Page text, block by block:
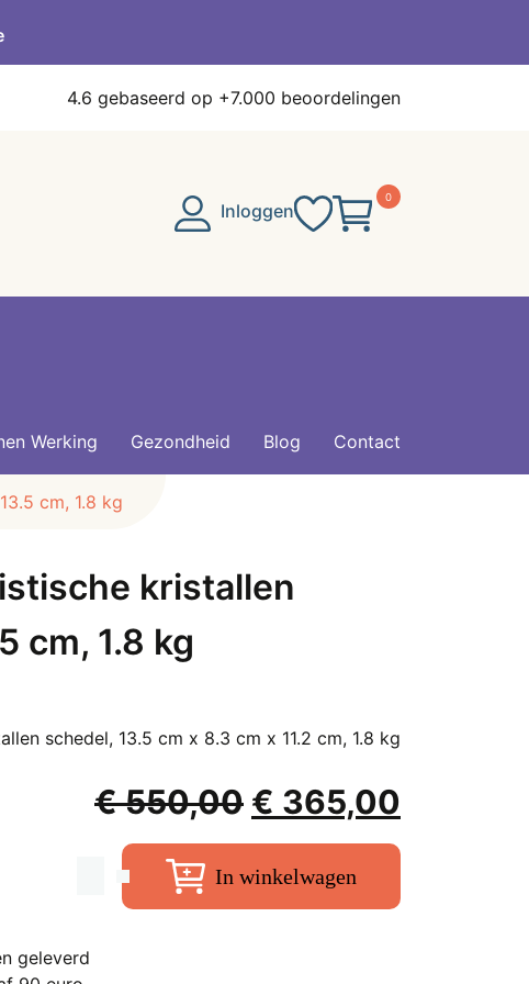
4.6 gebaseerd op +7.000 beoordelingen
Inloggen
0
Werking Gezondheid Blog Contact
cm, 1.8 kg
kristallen
cm, 1.8 kg
schedel, 13.5 cm x 8.3 cm x 11.2 cm, 1.8 kg
€550,00 Oorspronkelijke
prijs
was:
€ 550,00.
€ 365,00
€
Fluoriet
realistische
In winkelwagen
geleverd